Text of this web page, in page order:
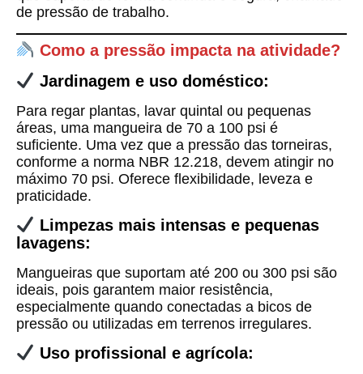
de pressão de trabalho.
Como a pressão impacta na atividade?
Jardinagem e uso doméstico:
Para regar plantas, lavar quintal ou pequenas
áreas, uma mangueira de 70 a 100 psi é
suficiente. Uma vez que a pressão das torneiras,
conforme a norma NBR 12.218, devem atingir no
máximo 70 psi. Oferece flexibilidade, leveza e
praticidade.
Limpezas mais intensas e pequenas
lavagens:
Mangueiras que suportam até 200 ou 300 psi são
ideais, pois garantem maior resistência,
especialmente quando conectadas a bicos de
pressão ou utilizadas em terrenos irregulares.
Uso profissional e agrícola: